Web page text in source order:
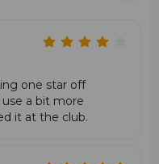
blue black, com
combinando estilo
e de treino regular,
one star off
a bit more
it at the club.